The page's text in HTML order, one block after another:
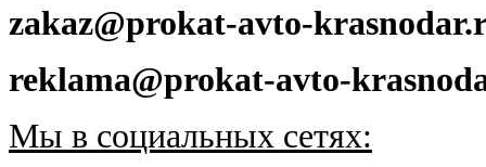
zakaz@prokat-avto-
reklama@prokat-avto-
Мы в социальных сетях: